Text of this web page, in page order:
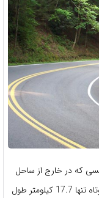
که در خارج از ساحل
آتلانتیک قرار دارد، پیشنهاد می‌شود. این جاده‌ی کوتاه تنها 17.7 کیلومتر طول